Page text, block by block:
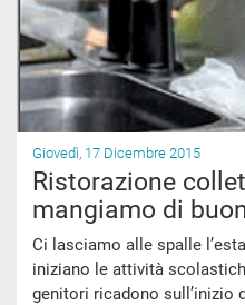
Giovedì, 17 Dicembre 2015
Ristorazione
mangiamo di
Ci lasciamo alle spalle
iniziano le attività
genitori ricadono sull’inizio